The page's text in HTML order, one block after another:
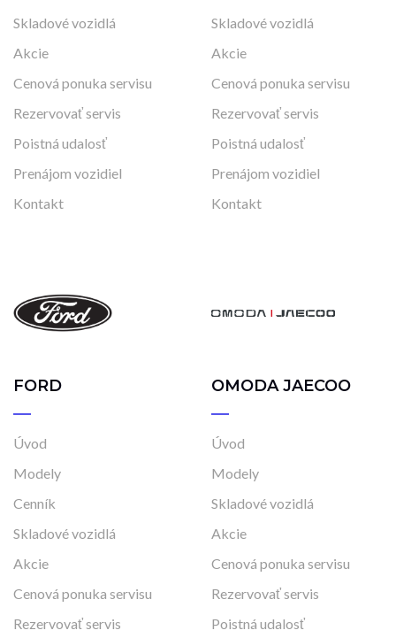
Skladové vozidlá
Akcie
Cenová ponuka servisu
Rezervovať servis
Poistná udalosť
Prenájom vozidiel
Kontakt
Skladové vozidlá
Akcie
Cenová ponuka servisu
Rezervovať servis
Poistná udalosť
Prenájom vozidiel
Kontakt
FORD
Úvod
Modely
Cenník
Skladové vozidlá
Akcie
Cenová ponuka servisu
Rezervovať servis
OMODA JAECOO
Úvod
Modely
Skladové vozidlá
Akcie
Cenová ponuka servisu
Rezervovať servis
Poistná udalosť